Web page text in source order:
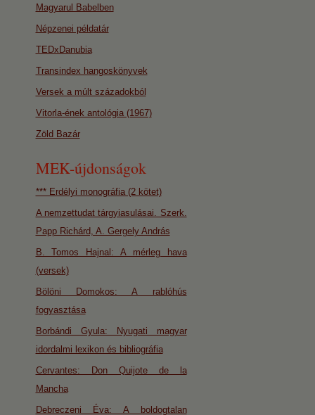
Magyarul Babelben
Népzenei példatár
TEDxDanubia
Transindex hangoskönyvek
Versek a múlt századokból
Vitorla-ének antológia (1967)
Zöld Bazár
MEK-újdonságok
*** Erdélyi monográfia (2 kötet)
A nemzettudat tárgyiasulásai. Szerk.
Papp Richárd, A. Gergely András
B. Tomos Hajnal: A mérleg hava
(versek)
Bölöni Domokos: A rablóhús
fogyasztása
Borbándi Gyula: Nyugati magyar
idordalmi lexikon és bibliográfia
Cervantes: Don Quijote de la
Mancha
Debreczeni Éva: A boldogtalan